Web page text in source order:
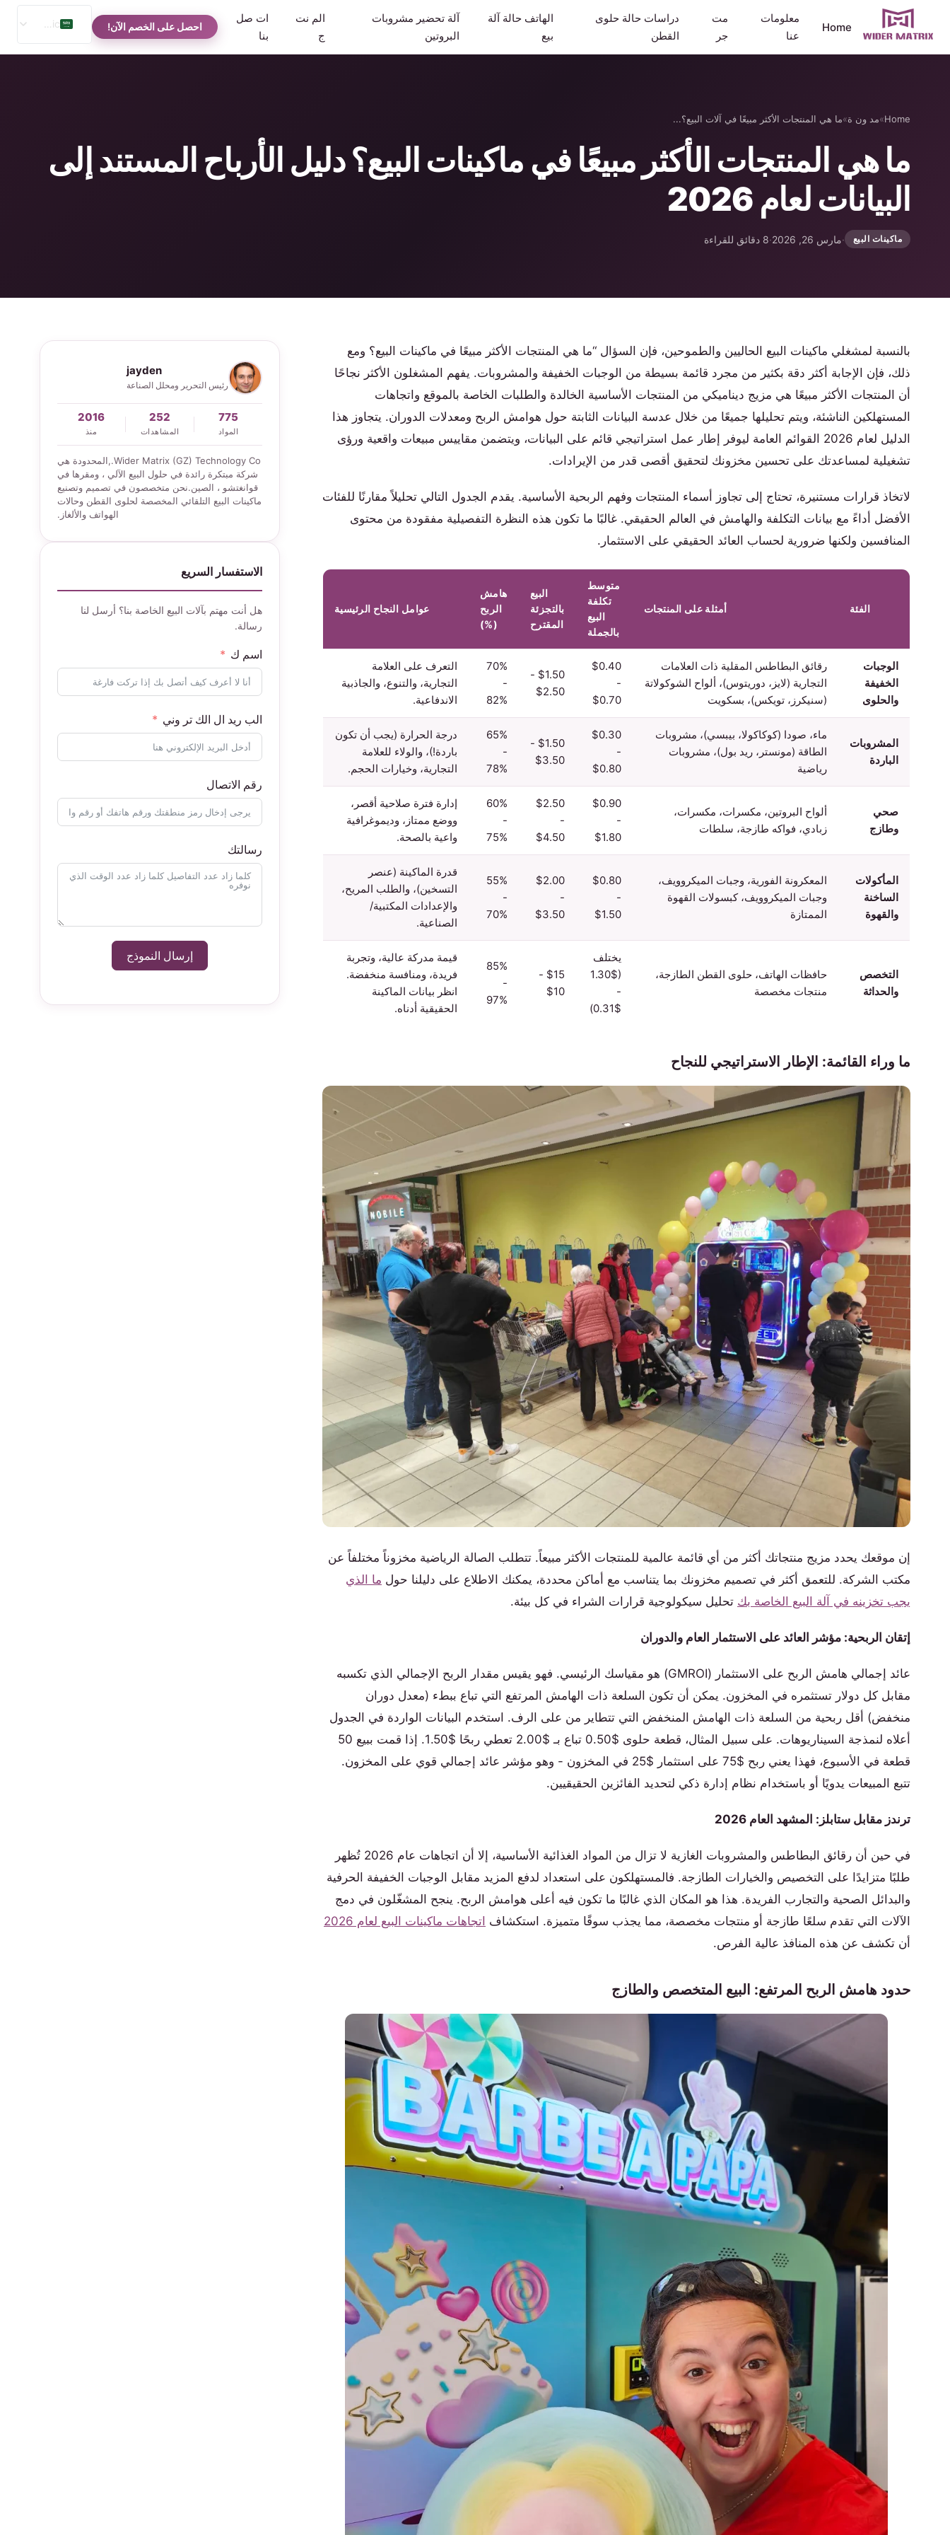
Home
معلومات
عنا
مت
جر
دراسات حالة حلوى
القطن
الهاتف حالة آلة
بيع
آلة تحضير مشروبات
البروتين
الم نت
ج
ات صل
بنا
احصل على الخصم الآن!
English
Home
»مد ون ة»ما هي المنتجات الأكثر مبيعًا في آلات البيع؟...
ما هي المنتجات الأكثر مبيعًا في ماكينات البيع؟ دليل الأرباح المستند إلى
البيانات لعام 2026
ماكينات البيع ·مارس 26, 2026 ·8 دقائق للقراءة
بالنسبة لمشغلي ماكينات البيع الحاليين والطموحين، فإن السؤال “ما هي المنتجات الأكثر مبيعًا في ماكينات البيع؟ ومع
ذلك، فإن الإجابة أكثر دقة بكثير من مجرد قائمة بسيطة من الوجبات الخفيفة والمشروبات. يفهم المشغلون الأكثر نجاحًا
أن المنتجات الأكثر مبيعًا هي مزيج ديناميكي من المنتجات الأساسية الخالدة والطلبات الخاصة بالموقع واتجاهات
المستهلكين الناشئة، ويتم تحليلها جميعًا من خلال عدسة البيانات الثابتة حول هوامش الربح ومعدلات الدوران. يتجاوز هذا
الدليل لعام 2026 القوائم العامة ليوفر إطار عمل استراتيجي قائم على البيانات، ويتضمن مقاييس مبيعات واقعية ورؤى
تشغيلية لمساعدتك على تحسين مخزونك لتحقيق أقصى قدر من الإيرادات.
لاتخاذ قرارات مستنيرة، تحتاج إلى تجاوز أسماء المنتجات وفهم الربحية الأساسية. يقدم الجدول التالي تحليلاً مقارنًا للفئات
الأفضل أداءً مع بيانات التكلفة والهامش في العالم الحقيقي. غالبًا ما تكون هذه النظرة التفصيلية مفقودة من محتوى
المنافسين ولكنها ضرورية لحساب العائد الحقيقي على الاستثمار.
الفئة أمثلة على المنتجات
متوسط
تكلفة
البيع
بالجملة
البيع
بالتجزئة
المقترح
هامش
الربح
(%)
عوامل النجاح الرئيسية
الوجبات
الخفيفة
والحلوى
رقائق البطاطس المقلية ذات العلامات
التجارية (لايز، دوريتوس)، ألواح الشوكولاتة
(سنيكرز، تويكس)، بسكويت
$0.40
-
$0.70
$1.50 -
$2.50
70%
-
82%
التعرف على العلامة
التجارية، والتنوع، والجاذبية
الاندفاعية.
المشروبات
الباردة
ماء، صودا (كوكاكولا، بيبسي)، مشروبات
الطاقة (مونستر، ريد بول)، مشروبات
رياضية
$0.30
-
$0.80
$1.50 -
$3.50
65%
-
78%
درجة الحرارة (يجب أن تكون
باردة!)، والولاء للعلامة
التجارية، وخيارات الحجم.
صحي
وطازج
ألواح البروتين، مكسرات، مكسرات،
زبادي، فواكه طازجة، سلطات
$0.90
-
$1.80
$2.50
-
$4.50
60%
-
75%
إدارة فترة صلاحية أقصر،
ووضع ممتاز، وديموغرافية
واعية بالصحة.
المأكولات
الساخنة
والقهوة
المعكرونة الفورية، وجبات الميكروويف،
وجبات الميكروويف، كبسولات القهوة
الممتازة
$0.80
-
$1.50
$2.00
-
$3.50
55%
-
70%
قدرة الماكينة (عنصر
التسخين)، والطلب المريح،
والإعدادات المكتبية/
الصناعية.
التخصص
والحداثة
حافظات الهاتف، حلوى القطن الطازجة،
منتجات مخصصة
يختلف
($1.30
-
$0.31)
$15 -
$10
85%
-
97%
قيمة مدركة عالية، وتجربة
فريدة، ومنافسة منخفضة.
انظر بيانات الماكينة
الحقيقية أدناه.
ما وراء القائمة: الإطار الاستراتيجي للنجاح
إن موقعك يحدد مزيج منتجاتك أكثر من أي قائمة عالمية للمنتجات الأكثر مبيعاً. تتطلب الصالة الرياضية مخزوناً مختلفاً عن
مكتب الشركة. للتعمق أكثر في تصميم مخزونك بما يتناسب مع أماكن محددة، يمكنك الاطلاع على دليلنا حول ما الذي
يجب تخزينه في آلة البيع الخاصة بك تحليل سيكولوجية قرارات الشراء في كل بيئة.
إتقان الربحية: مؤشر العائد على الاستثمار العام والدوران
عائد إجمالي هامش الربح على الاستثمار (GMROI) هو مقياسك الرئيسي. فهو يقيس مقدار الربح الإجمالي الذي تكسبه
مقابل كل دولار تستثمره في المخزون. يمكن أن تكون السلعة ذات الهامش المرتفع التي تباع ببطء (معدل دوران
منخفض) أقل ربحية من السلعة ذات الهامش المنخفض التي تتطاير من على الرف. استخدم البيانات الواردة في الجدول
أعلاه لنمذجة السيناريوهات. على سبيل المثال، قطعة حلوى $0.50 تباع بـ $2.00 تعطي ربحًا $1.50. إذا قمت ببيع 50
قطعة في الأسبوع، فهذا يعني ربح $75 على استثمار $25 في المخزون - وهو مؤشر عائد إجمالي قوي على المخزون.
تتبع المبيعات يدويًا أو باستخدام نظام إدارة ذكي لتحديد الفائزين الحقيقيين.
ترندز مقابل ستابلز: المشهد العام 2026
في حين أن رقائق البطاطس والمشروبات الغازية لا تزال من المواد الغذائية الأساسية، إلا أن اتجاهات عام 2026 تُظهر
طلبًا متزايدًا على التخصيص والخيارات الطازجة. فالمستهلكون على استعداد لدفع المزيد مقابل الوجبات الخفيفة الحرفية
والبدائل الصحية والتجارب الفريدة. هذا هو المكان الذي غالبًا ما تكون فيه أعلى هوامش الربح. ينجح المشغّلون في دمج
الآلات التي تقدم سلعًا طازجة أو منتجات مخصصة، مما يجذب سوقًا متميزة. استكشاف اتجاهات ماكينات البيع لعام 2026
أن تكشف عن هذه المنافذ عالية الفرص.
حدود هامش الربح المرتفع: البيع المتخصص والطازج
jayden
رئيس التحرير ومحلل الصناعة
775
المواد
252
المشاهدات
2016
منذ
Wider Matrix (GZ) Technology Co.,المحدودة هي
شركة مبتكرة رائدة في حلول البيع الآلي ، ومقرها في
قوانغتشو ، الصين.نحن متخصصون في تصميم وتصنيع
ماكينات البيع التلقائي المخصصة لحلوى القطن وحالات
الهواتف والألغاز.
الاستفسار السريع
هل أنت مهتم بآلات البيع الخاصة بنا؟ أرسل لنا
رسالة.
اسم ك
الب ريد ال الك تر وني
رقم الاتصال
رسالتك
إرسال النموذج